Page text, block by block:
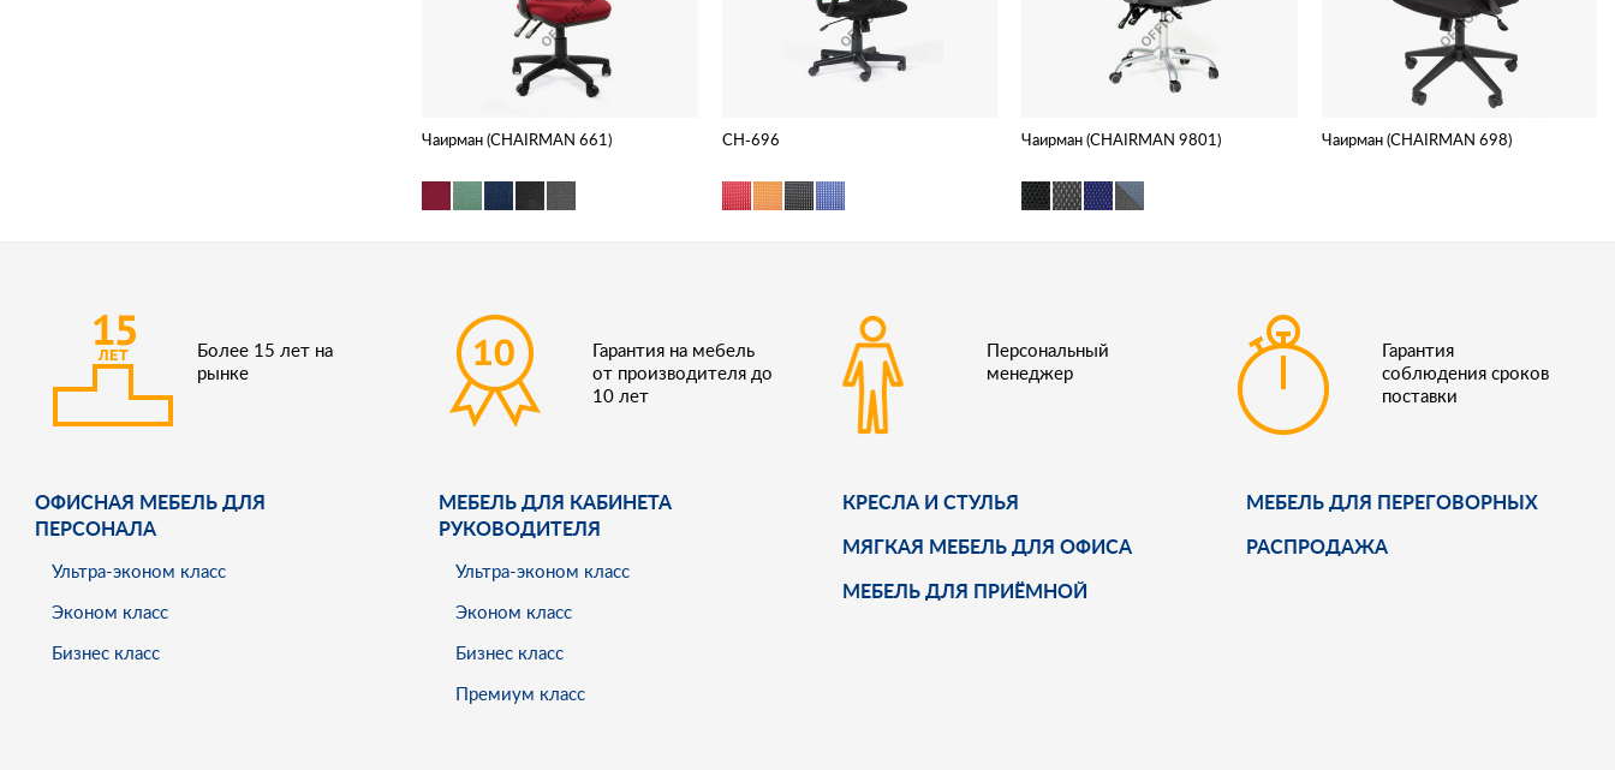
Чаирман (CHAIRMAN 661) CH-696 Чаирман (CHAIRMAN 9801) Чаирман (CHAIRMAN 698)
Более 15 лет на
рынке
Гарантия на мебель
от производителя до
10 лет
Персональный
менеджер
Гарантия
соблюдения сроков
поставки
ОФИСНАЯ МЕБЕЛЬ ДЛЯ
ПЕРСОНАЛА
Ультра-эконом класс
Эконом класс
Бизнес класс
МЕБЕЛЬ ДЛЯ КАБИНЕТА
РУКОВОДИТЕЛЯ
Ультра-эконом класс
Эконом класс
Бизнес класс
Премиум класс
КРЕСЛА И СТУЛЬЯ
МЯГКАЯ МЕБЕЛЬ ДЛЯ ОФИСА
МЕБЕЛЬ ДЛЯ ПРИЁМНОЙ
МЕБЕЛЬ ДЛЯ ПЕРЕГОВОРНЫХ
РАСПРОДАЖА